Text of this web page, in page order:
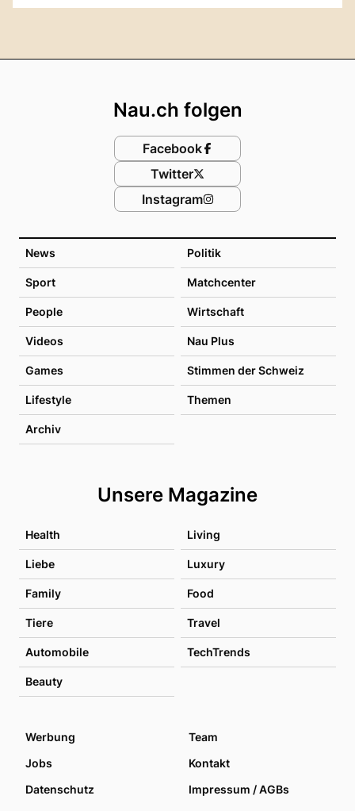
News Politik
Sport Matchcenter
People Wirtschaft
Videos Nau Plus
Games Stimmen der Schweiz
Lifestyle Themen
Archiv
Unsere Magazine
Health Living
Liebe Luxury
Family Food
Tiere Travel
Automobile TechTrends
Beauty
Nau.ch folgen
Facebook
Twitter
Instagram
Werbung
Team
Jobs
Kontakt
Datenschutz
Impressum / AGBs